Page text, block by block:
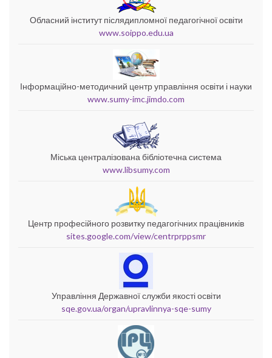
Обласний інститут післядипломної педагогічної освіти
www.soippo.edu.ua
Інформаційно-методичний центр управління освіти і науки
www.sumy-imc.jimdo.com
Міська централізована бібліотечна система
www.libsumy.com
Центр професійного розвитку педагогічних працівників
sites.google.com/view/centrprppsmr
Управління Державної служби якості освіти
sqe.gov.ua/organ/upravlinnya-sqe-sumy